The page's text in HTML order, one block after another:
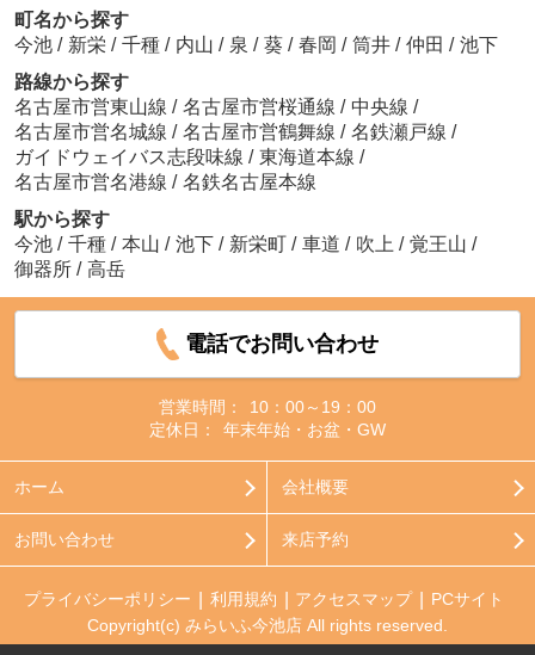
町名から探す
今池 / 新栄 / 千種 / 内山 / 泉 / 葵 / 春岡 / 筒井 / 仲田 / 池下
路線から探す
名古屋市営東山線 / 名古屋市営桜通線 / 中央線 /
名古屋市営名城線 / 名古屋市営鶴舞線 / 名鉄瀬戸線 /
ガイドウェイバス志段味線 / 東海道本線 /
名古屋市営名港線 / 名鉄名古屋本線
駅から探す
今池 / 千種 / 本山 / 池下 / 新栄町 / 車道 / 吹上 / 覚王山 /
御器所 / 高岳
電話でお問い合わせ
営業時間：
10：00～19：00
定休日：
年末年始・お盆・GW
ホーム 会社概要
お問い合わせ 来店予約
プライバシーポリシー 利用規約 アクセスマップ
PCサイト
Copyright(c) みらいふ今池店 All rights reserved.